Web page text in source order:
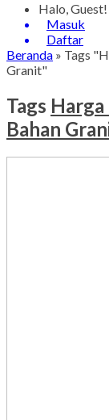
Halo, Guest!
Masuk
Daftar
Beranda » Tags
Granit"
Tags
Bahan